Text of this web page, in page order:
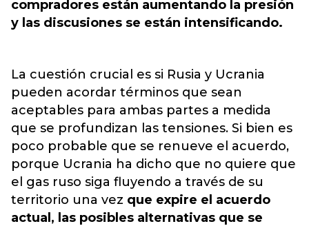
compradores están aumentando la presión
y las discusiones se están intensificando.
La cuestión crucial es si Rusia y Ucrania
pueden acordar términos que sean
aceptables para ambas partes a medida
que se profundizan las tensiones. Si bien es
poco probable que se renueve el acuerdo,
porque Ucrania ha dicho que no quiere que
el gas ruso siga fluyendo a través de su
territorio una vez que expire el acuerdo
actual, las posibles alternativas que se